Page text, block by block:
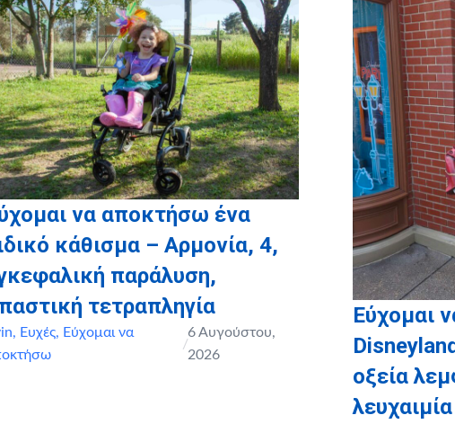
Prince
να αποκτήσω ένα
κάθισμα – Αρμονία, 4,
παράλυση,
τετραπληγία
, Ευχές, Εύχομαι να
/
6 Αυγούστου,
2026
Εύχομαι
οξεία
λευχαιμία